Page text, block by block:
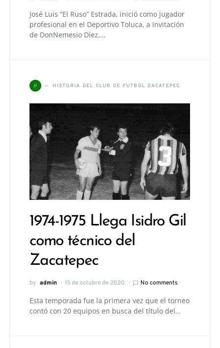
José Luis “El Ruso” Estrada, inició como jugador
profesional en el Deportivo Toluca, a invitación
de DonNemesio Díez,…
H HISTORIA DEL CLUB DE FUTBOL ZACATEPEC
1974-1975 Llega Isidro Gil
como técnico del
Zacatepec
by admin 15 de octubre de 2020 No comments
Esta temporada fue la primera vez que el torneo
contó con 20 equipos en busca del título del…